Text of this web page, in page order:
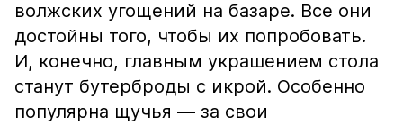
волжских угощений на базаре. Все они
достойны того, чтобы их попробовать.
И, конечно, главным украшением стола
станут бутерброды с икрой. Особенно
популярна щучья — за свои